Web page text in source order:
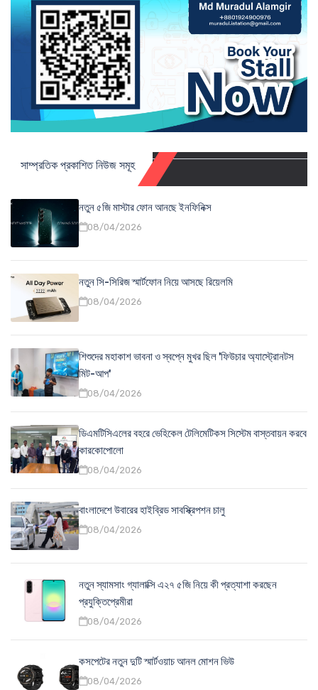
সাম্প্রতিক প্রকাশিত নিউজ সমূহ
নতুন ৫জি মাস্টার ফোন আনছে ইনফিনিক্স
08/04/2026
নতুন সি-সিরিজ স্মার্টফোন নিয়ে আসছে রিয়েলমি
08/04/2026
শিশুদের মহাকাশ ভাবনা ও স্বপ্নে মুখর ছিল 'ফিউচার অ্যাস্ট্রোনটস
মিট-আপ'
08/04/2026
ডিএমটিসিএলের বহরে ভেহিকেল টেলিমেটিকস সিস্টেম বাস্তবায়ন করবে
কারকোপোলো
08/04/2026
বাংলাদেশে উবারের হাইব্রিড সাবস্ক্রিপশন চালু
08/04/2026
নতুন স্যামসাং গ্যালাক্সি এ২৭ ৫জি নিয়ে কী প্রত্যাশা করছেন
প্রযুক্তিপ্রেমীরা
08/04/2026
কসপেটের নতুন দুটি স্মার্টওয়াচ আনল মোশন ভিউ
08/04/2026